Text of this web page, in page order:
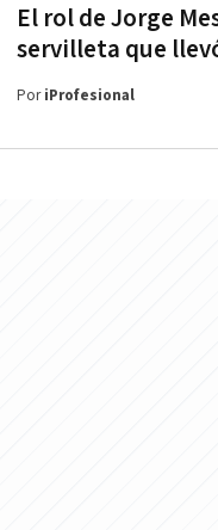
El rol de Jorge
servilleta que
PoriProfesional